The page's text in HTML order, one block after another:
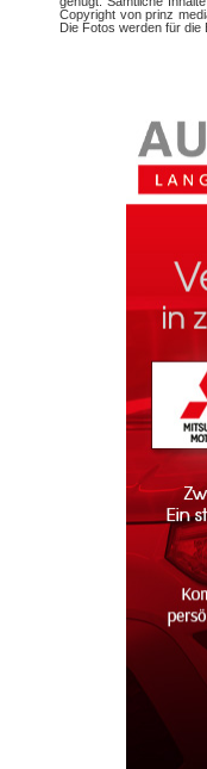
Copyright von prinz
Die Fotos werden für die